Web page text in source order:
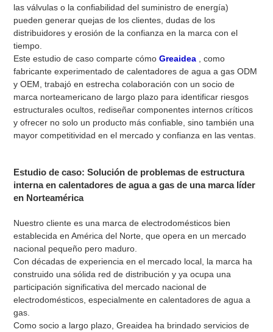
las válvulas o la confiabilidad del suministro de energía)
pueden generar quejas de los clientes, dudas de los
distribuidores y erosión de la confianza en la marca con el
tiempo.
Este estudio de caso comparte cómoGreaidea , como
fabricante experimentado de calentadores de agua a gas ODM
y OEM, trabajó en estrecha colaboración con un socio de
marca norteamericano de largo plazo para identificar riesgos
estructurales ocultos, rediseñar componentes internos críticos
y ofrecer no solo un producto más confiable, sino también una
mayor competitividad en el mercado y confianza en las ventas.
Estudio de caso: Solución de problemas de estructura
interna en calentadores de agua a gas de una marca líder
en Norteamérica
Nuestro cliente es una marca de electrodomésticos bien
establecida en América del Norte, que opera en un mercado
nacional pequeño pero maduro.
Con décadas de experiencia en el mercado local, la marca ha
construido una sólida red de distribución y ya ocupa una
participación significativa del mercado nacional de
electrodomésticos, especialmente en calentadores de agua a
gas.
Como socio a largo plazo, Greaidea ha brindado servicios de